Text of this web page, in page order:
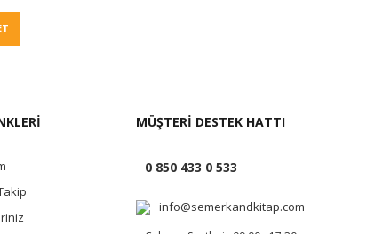
MÜŞTERİ DESTEK HATTI
0 850 433 0 533
info@semerkandkitap.com